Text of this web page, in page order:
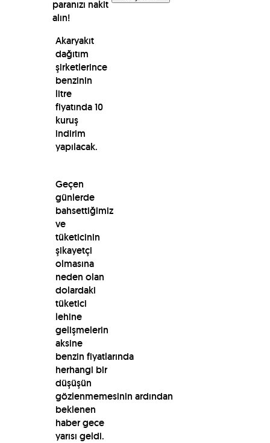
paranızı nakit
alın!
Akaryakıt
dağıtım
şirketlerince
benzinin
litre
fiyatında 10
kuruş
indirim
yapılacak.
Geçen
günlerde
bahsettiğimiz
ve
tüketicinin
şikayetçi
olmasına
neden olan
dolardaki
tüketici
lehine
gelişmelerin
aksine
benzin fiyatlarında
herhangi bir
düşüşün
gözlenmemesinin ardından
beklenen
haber gece
yarısı geldi.